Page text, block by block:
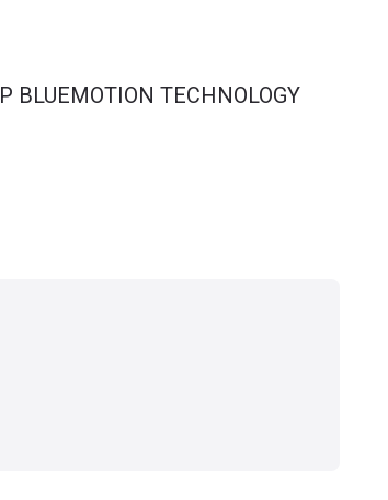
BLUEMOTION TECHNOLOGY